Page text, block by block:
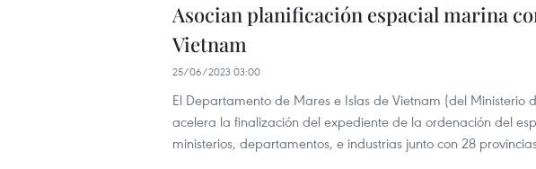
Asocian planificación espacial marina
Vietnam
25/06/2023 03:00
El Departamento de Mares e Islas de Vietnam (del Ministerio
acelera la finalización del expediente de la ordenación del
ministerios, departamentos, e industrias junto con 28